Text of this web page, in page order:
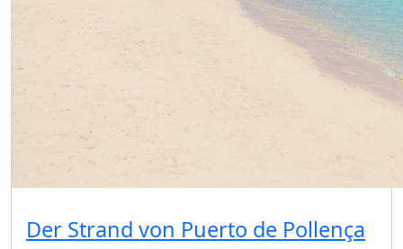
Der Strand von Puerto de Pollença